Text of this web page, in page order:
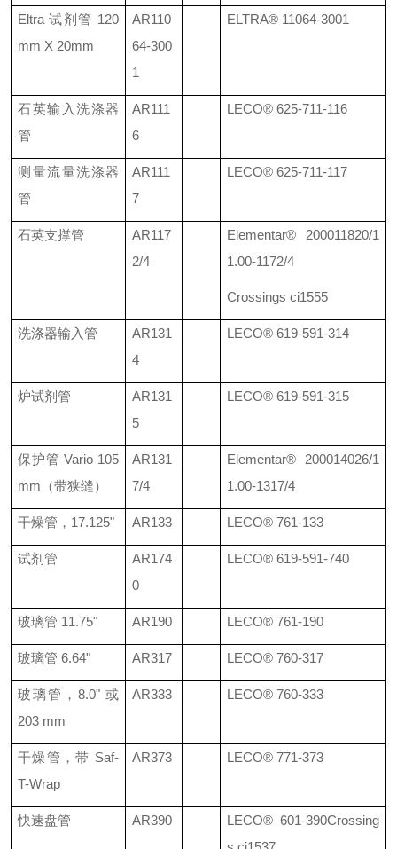
Eltra试剂管 120
mm X 20mm
AR110
64-300
1
ELTRA® 11064-3001
石英输入洗涤器
管
AR111
6
LECO® 625-711-116
测量流量洗涤器
管
AR111
7
LECO® 625-711-117
石英支撑管
AR117
2/4
Elementar® 200011820/1
1.00-1172/4
Crossings ci1555
洗涤器输入管
AR131
4
LECO® 619-591-314
炉试剂管
AR131
5
LECO® 619-591-315
保护管 Vario 105
mm （带狭缝）
AR131
7/4
Elementar® 200014026/1
1.00-1317/4
干燥管， 17.125" AR133 LECO® 761-133
试剂管
AR174
0
LECO® 619-591-740
玻璃管 11.75" AR190 LECO® 761-190
玻璃管 6.64" AR317 LECO® 760-317
玻璃管， 8.0" 或
203 mm
AR333 LECO® 760-333
干燥管，带 Saf-
T-Wrap
AR373 LECO® 771-373
快速盘管 AR390 LECO® 601-390Crossing